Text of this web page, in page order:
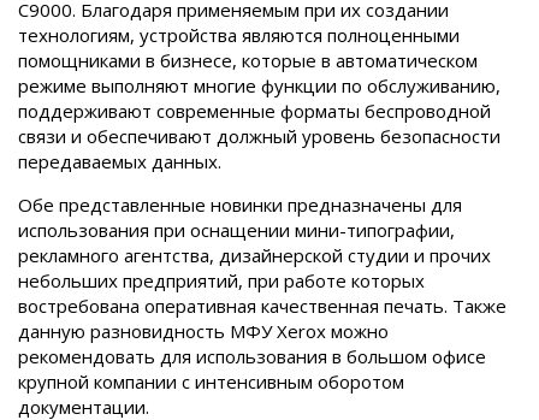
C9000. Благодаря применяемым при их создании
технологиям, устройства являются полноценными
помощниками в бизнесе, которые в автоматическом
режиме выполняют многие функции по обслуживанию,
поддерживают современные форматы беспроводной
связи и обеспечивают должный уровень безопасности
передаваемых данных.
Обе представленные новинки предназначены для
использования при оснащении мини-типографии,
рекламного агентства, дизайнерской студии и прочих
небольших предприятий, при работе которых
востребована оперативная качественная печать. Также
данную разновидность МФУ Xerox можно
рекомендовать для использования в большом офисе
крупной компании с интенсивным оборотом
документации.